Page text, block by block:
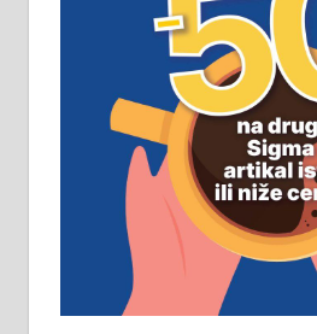
ПОСЛОВНИ
Рудник и
д.о.о. Рудник
помоћника рудара.
Основна школа,
искуство на истим и
пословима, али не и
услов. Обезбеђен
превоз, исхрана. 032/
локал 22